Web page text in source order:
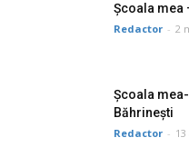
Școala mea
Redactor - 2
Școala
Băhrinești
Redactor -